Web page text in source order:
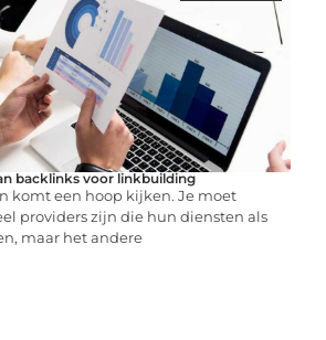
backlinks voor linkbuilding
komt een hoop kijken. Je moet
providers zijn die hun diensten als
maar het andere